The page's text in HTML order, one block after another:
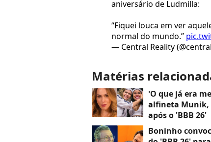
aniversário de Ludmilla:
“Fiquei louca em ver
normal do mundo.”
— Central Reality
Matérias
'O que já era
alfineta Munik,
após o 'BBB 26'
Boninho